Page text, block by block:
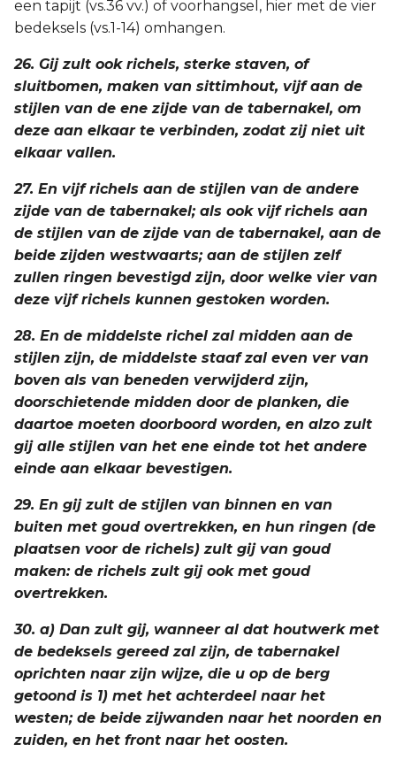
een tapijt (vs.36 vv.) of voorhangsel, hier met de vier
bedeksels (vs.1-14) omhangen.
26. Gij zult ook richels, sterke staven, of
sluitbomen, maken van sittimhout, vijf aan de
stijlen van de ene zijde van de tabernakel, om
deze aan elkaar te verbinden, zodat zij niet uit
elkaar vallen.
27. En vijf richels aan de stijlen van de andere
zijde van de tabernakel; als ook vijf richels aan
de stijlen van de zijde van de tabernakel, aan de
beide zijden westwaarts; aan de stijlen zelf
zullen ringen bevestigd zijn, door welke vier van
deze vijf richels kunnen gestoken worden.
28. En de middelste richel zal midden aan de
stijlen zijn, de middelste staaf zal even ver van
boven als van beneden verwijderd zijn,
doorschietende midden door de planken, die
daartoe moeten doorboord worden, en alzo zult
gij alle stijlen van het ene einde tot het andere
einde aan elkaar bevestigen.
29. En gij zult de stijlen van binnen en van
buiten met goud overtrekken, en hun ringen (de
plaatsen voor de richels) zult gij van goud
maken: de richels zult gij ook met goud
overtrekken.
30. a) Dan zult gij, wanneer al dat houtwerk met
de bedeksels gereed zal zijn, de tabernakel
oprichten naar zijn wijze, die u op de berg
getoond is 1) met het achterdeel naar het
westen; de beide zijwanden naar het noorden en
zuiden, en het front naar het oosten.